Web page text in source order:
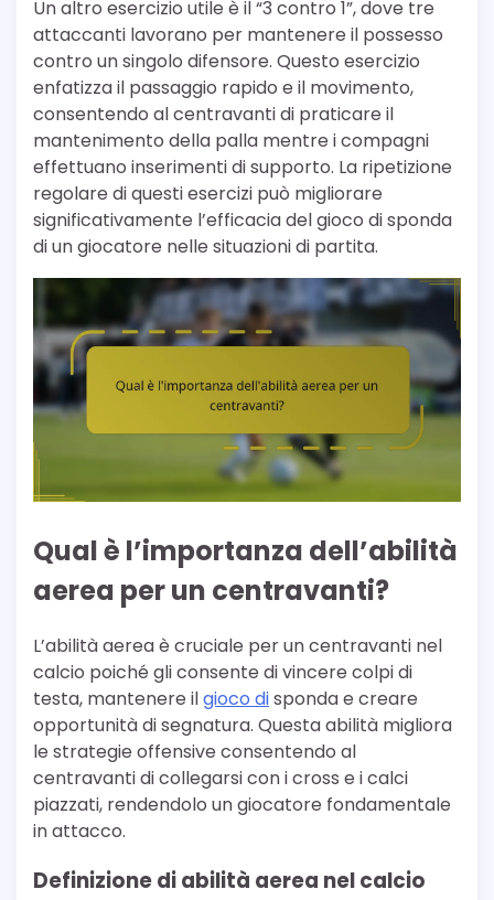
Un altro esercizio utile è il “3 contro 1”, dove tre
attaccanti lavorano per mantenere il possesso
contro un singolo difensore. Questo esercizio
enfatizza il passaggio rapido e il movimento,
consentendo al centravanti di praticare il
mantenimento della palla mentre i compagni
effettuano inserimenti di supporto. La ripetizione
regolare di questi esercizi può migliorare
significativamente l’efficacia del gioco di sponda
di un giocatore nelle situazioni di partita.
Qual è l’importanza dell’abilità
aerea per un centravanti?
L’abilità aerea è cruciale per un centravanti nel
calcio poiché gli consente di vincere colpi di
testa, mantenere ilgioco disponda e creare
opportunità di segnatura. Questa abilità migliora
le strategie offensive consentendo al
centravanti di collegarsi con i cross e i calci
piazzati, rendendolo un giocatore fondamentale
in attacco.
Definizione di abilità aerea nel calcio